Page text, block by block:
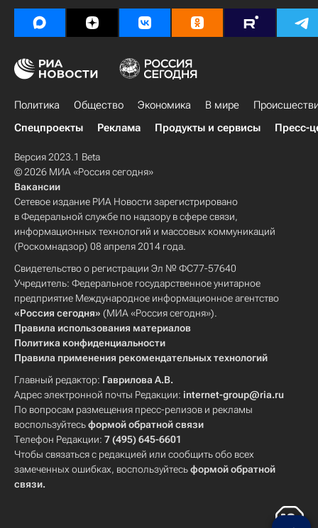
Политика Общество Экономика В мире
Спецпроекты
Реклама Продукты и сервисы Пресс-
Версия 2023.1 Beta
© 2026 МИА «Россия сегодня»
Вакансии
Сетевое издание РИА Новости зарегистрировано
в Федеральной службе по надзору в сфере связи,
информационных технологий и массовых коммуникаций
(Роскомнадзор) 08 апреля 2014 года.
Свидетельство о регистрации Эл № ФС77-57640
Учредитель: Федеральное государственное унитарное
предприятие Международное информационное агентство
«Россия сегодня» (МИА «Россия сегодня»).
Правила использования материалов
Политика конфиденциальности
Правила применения рекомендательных технологий
Главный редактор: Гаврилова А.В.
Адрес электронной почты Редакции: internet-group@ria.ru
По вопросам размещения пресс-релизов и рекламы
воспользуйтесьформой обратной связи
Телефон Редакции: 7 (495) 645-6601
Чтобы связаться с редакцией или сообщить обо всех
замеченных ошибках, воспользуйтесьформой обратной
связи.